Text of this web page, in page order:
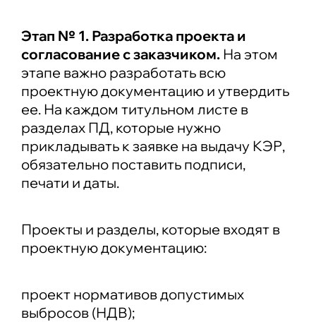
Этап № 1. Разработка проекта и
согласование с заказчиком. На этом
этапе важно разработать всю
проектную документацию и утвердить
ее. На каждом титульном листе в
разделах ПД, которые нужно
прикладывать к заявке на выдачу КЭР,
обязательно поставить подписи,
печати и даты.
Проекты и разделы, которые входят в
проектную документацию:
проект нормативов допустимых
выбросов (НДВ);